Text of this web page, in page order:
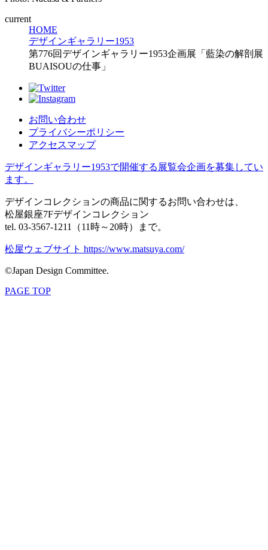
current
HOME
デザインギャラリー1953
第776回デザインギャラリー1953企画展「藍染の解剖展
BUAISOUの仕事」
お問い合わせ
プライバシーポリシー
アクセスマップ
デザインギャラリー1953で開催する展覧会企画を募集してい
ます。
デザインコレクションの商品に関するお問い合わせは、
松屋銀座7Fデザインコレクション
tel. 03-3567-1211（11時～20時）まで。
松屋ウェブサイト https://www.matsuya.com/
©Japan Design Committee.
PAGE TOP